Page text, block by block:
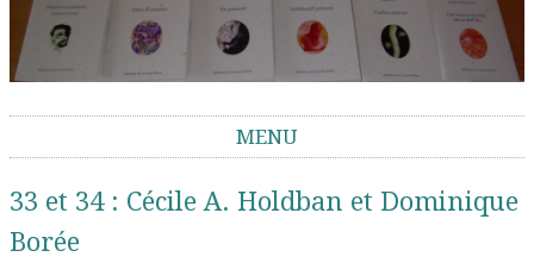
MENU
33 et 34 : Cécile A. Holdban et Dominique
Borée